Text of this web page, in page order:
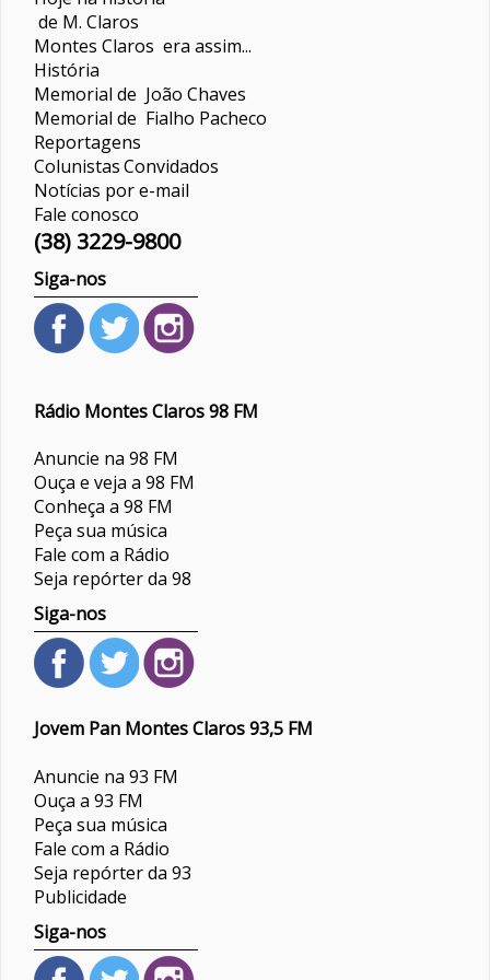
de M. Claros
Montes Claros era assim...
História
Memorial de João Chaves
Memorial de Fialho Pacheco
Reportagens
ColunistasConvidados
Notícias por e-mail
Fale conosco
(38) 3229-9800
Siga-nos
Rádio Montes Claros 98 FM
Anuncie na 98 FM
Ouça e veja a 98 FM
Conheça a 98 FM
Peça sua música
Fale com a Rádio
Seja repórter da 98
Siga-nos
Jovem Pan Montes Claros 93,5 FM
Anuncie na 93 FM
Ouça a 93 FM
Peça sua música
Fale com a Rádio
Seja repórter da 93
Publicidade
Siga-nos